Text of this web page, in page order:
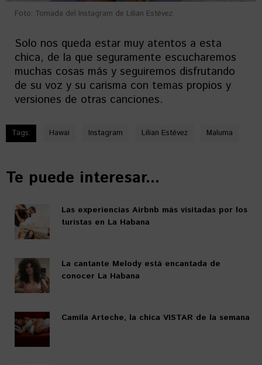
Foto: Tomada del Instagram de Lilian Estévez.
Solo nos queda estar muy atentos a esta
chica, de la que seguramente escucharemos
muchas cosas más y seguiremos disfrutando
de su voz y su carisma con temas propios y
versiones de otras canciones.
Tags: Hawai Instagram Lilian Estévez Maluma
Te puede interesar...
Las experiencias Airbnb más visitadas por los
turistas en La Habana
La cantante Melody está encantada de
conocer La Habana
Camila Arteche, la chica VISTAR de la semana